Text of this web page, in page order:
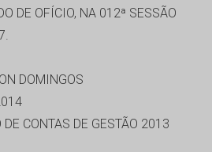
DE OFÍCIO, NA 012ª SESSÃO
DOMINGOS
DE CONTAS DE GESTÃO 2013